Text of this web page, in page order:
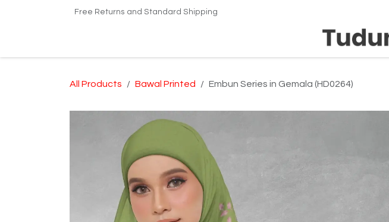
Free Returns and Standard Shipping
About Us
All Products Bawal Printed Embun Series in Gemala (HD0264)